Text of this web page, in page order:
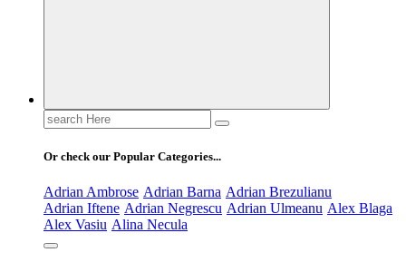
Search
for:
Or check our Popular Categories...
Adrian Ambrose Adrian Barna Adrian Brezulianu
Adrian Iftene Adrian Negrescu Adrian Ulmeanu Alex Blaga
Alex Vasiu Alina Necula